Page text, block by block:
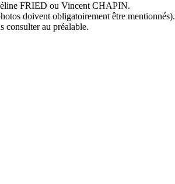
FRIED ou Vincent CHAPIN.
doivent obligatoirement être mentionnés).
consulter au préalable.